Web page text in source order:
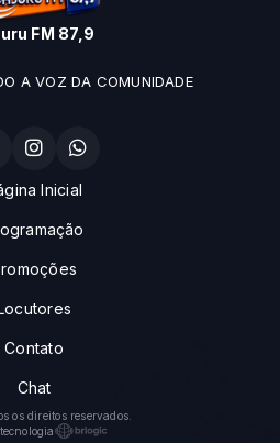
FM 87,9
A VOZ DA COMUNIDADE
Inicial
Contato
Chat
os direitos reservados.